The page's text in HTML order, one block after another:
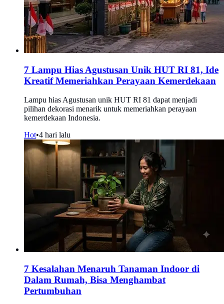
7 Lampu Hias Agustusan Unik HUT RI 81, Ide
Kreatif Memeriahkan Perayaan Kemerdekaan
Lampu hias Agustusan unik HUT RI 81 dapat menjadi
pilihan dekorasi menarik untuk memeriahkan perayaan
kemerdekaan Indonesia.
Hot•4 hari lalu
7 Kesalahan Menaruh Tanaman Indoor di
Dalam Rumah, Bisa Menghambat
Pertumbuhan